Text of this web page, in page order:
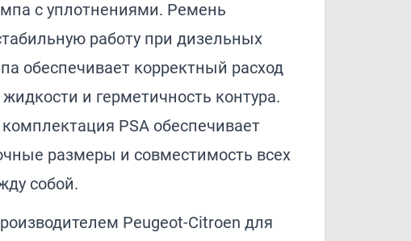
с уплотнениями. Ремень
работу при дизельных
обеспечивает корректный расход
и герметичность контура.
PSA обеспечивает
размеры и совместимость всех
собой.
Peugeot-Citroen для